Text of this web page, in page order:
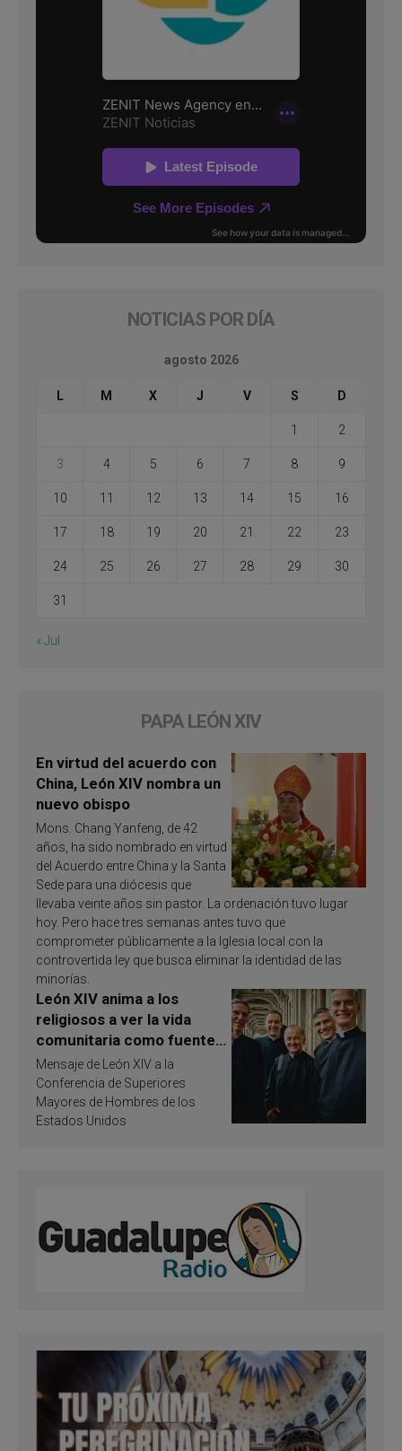
NOTICIAS POR DÍA
agosto 2026
L M X J V S D
1 2
3 4 5 6 7 8 9
10 11 12 13 14 15 16
17 18 19 20 21 22 23
24 25 26 27 28 29 30
31
« Jul
PAPA LEÓN XIV
En virtud del acuerdo con
China, León XIV nombra un
nuevo obispo
Mons. Chang Yanfeng, de 42
años, ha sido nombrado en virtud
del Acuerdo entre China y la Santa
Sede para una diócesis que
llevaba veinte años sin pastor. La ordenación tuvo lugar
hoy. Pero hace tres semanas antes tuvo que
comprometer públicamente a la Iglesia local con la
controvertida ley que busca eliminar la identidad de las
minorías.
León XIV anima a los
religiosos a ver la vida
comunitaria como fuente
de inspiración y
santificación
Mensaje de León XIV a la
Conferencia de Superiores
Mayores de Hombres de los
Estados Unidos